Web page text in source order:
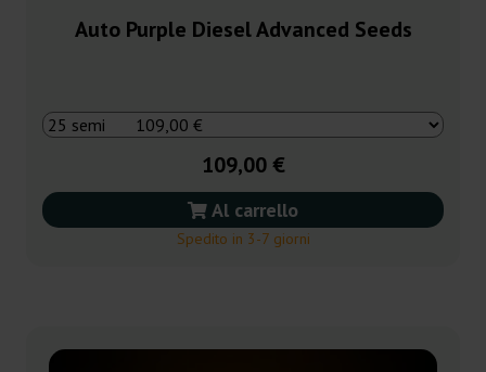
Auto Purple Diesel Advanced Seeds
109,00 €
Al carrello
Spedito in 3-7 giorni